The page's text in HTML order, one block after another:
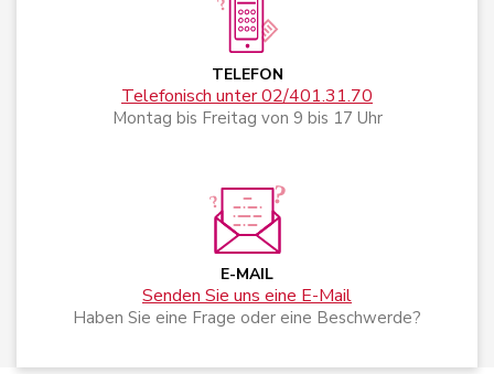
TELEFON
Telefonisch unter 02/401.31.70
Montag bis Freitag von 9 bis 17 Uhr
E-MAIL
Senden Sie uns eine E-Mail
Haben Sie eine Frage oder eine Beschwerde?